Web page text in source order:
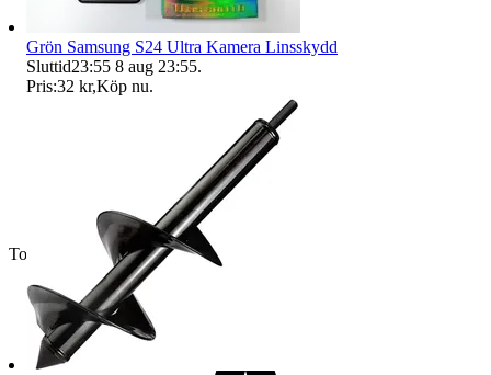
Toppsäljare
Grön Samsung S24 Ultra Kamera Linsskydd
Sluttid23:55 8 aug 23:55.
Pris:32 kr,Köp nu.